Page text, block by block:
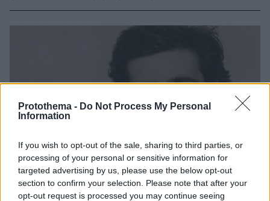
Protothema - Do Not Process My Personal
Information
If you wish to opt-out of the sale, sharing to third parties, or
processing of your personal or sensitive information for
targeted advertising by us, please use the below opt-out
section to confirm your selection. Please note that after your
opt-out request is processed you may continue seeing